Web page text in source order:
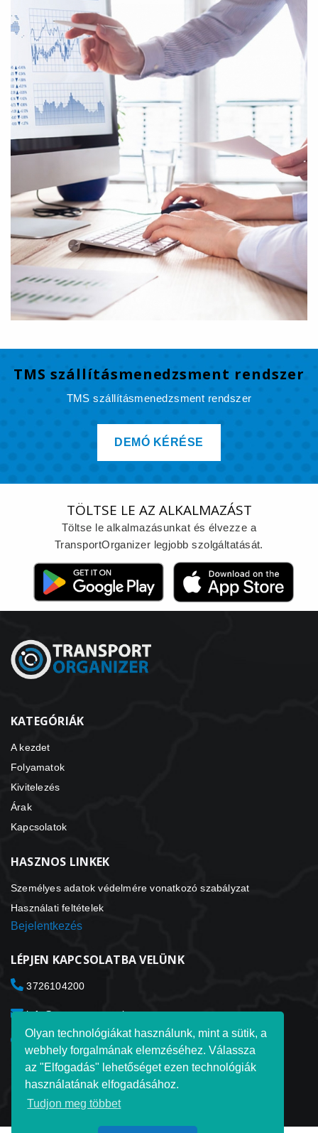
Olyan technológiákat használunk, mint a sütik, a
webhely forgalmának elemzéséhez. Válassza
az "Elfogadás" lehetőséget ezen technológiák
használatának elfogadásához.
Tudjon meg többet
TMS szállításmenedzsment rendszer
TMS szállításmenedzsment rendszer
DEMÓ KÉRÉSE
TÖLTSE LE AZ ALKALMAZÁST
Töltse le alkalmazásunkat és élvezze a
TransportOrganizer legjobb szolgáltatását.
KATEGÓRIÁK
A kezdet
Folyamatok
Kivitelezés
Árak
Kapcsolatok
HASZNOS LINKEK
Személyes adatok védelmére vonatkozó szabályzat
Használati feltételek
Bejelentkezés
LÉPJEN KAPCSOLATBA VELÜNK
3726104200
info@transportorganizer.com
Toxet Transport Organizer ltd. Laki Tn. 3012915 Tallinn
Észtország